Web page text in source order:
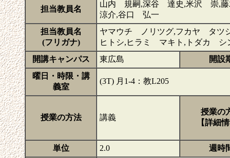
担当教員名
山内 規嗣,深谷 達史,米沢 崇,
涼介,谷口 弘一
担当教員名
(フリガナ)
ヤマウチ ノリツグ,フカヤ タ
ヒトシ,ヒラミ マキト,トダカ シ
開講キャンパス
東広島
開設
曜日・時限・講
義室
(3T) 月1-4：教L205
授業の方法 講義
授業の
【詳細
単位 2.0
週時